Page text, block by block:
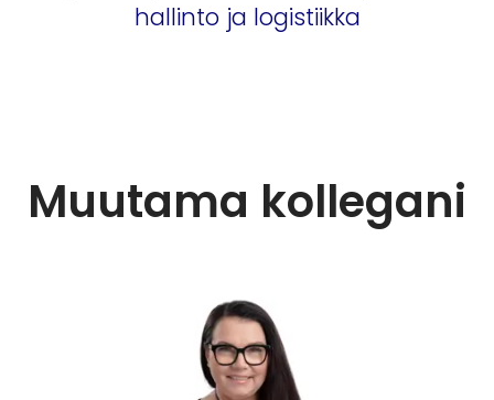
hallinto ja logistiikka
Muutama kollegani